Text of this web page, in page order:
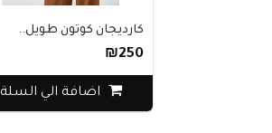
كارديجان كوتون طويل..
₪250
اضافة الي السلة